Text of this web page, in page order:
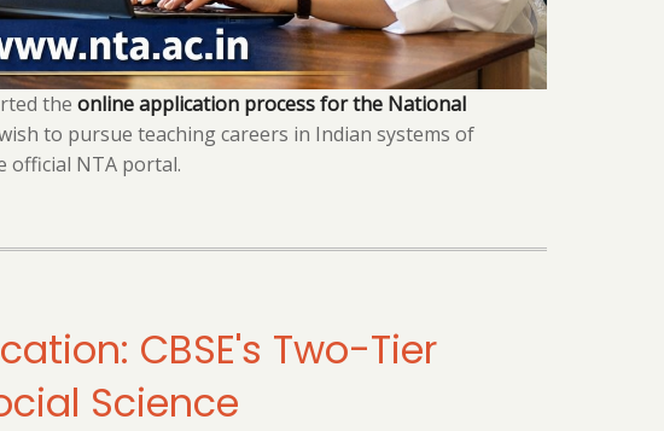
the online application process for the National
to pursue teaching careers in Indian systems of
official NTA portal.
CBSE's Two-Tier
Science